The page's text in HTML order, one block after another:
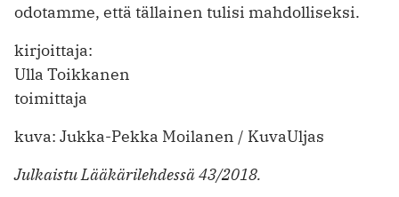
odotamme, että tällainen tulisi mahdolliseksi.
kirjoittaja:
Ulla Toikkanen
toimittaja
kuva: Jukka-Pekka Moilanen / KuvaUljas
Julkaistu Lääkärilehdessä 43/2018.